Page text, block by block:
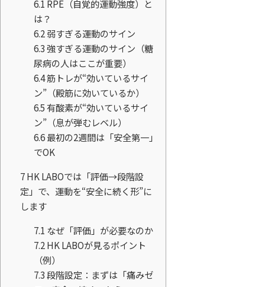
6.1 RPE（自覚的運動強度）と
は？
6.2弱すぎる運動のサイン
6.3強すぎる運動のサイン（糖
尿病の人はここが重要）
6.4筋トレが“効いているサイ
ン”（殿筋に効いているか）
6.5有酸素が“効いているサイ
ン”（息が弾むレベル）
6.6最初の2週間は「安全第一」
でOK
7HK LABOでは「評価→段階設
定」で、運動を“安全に続く形”に
します
7.1 なぜ「評価」が必要なのか
7.2HK LABOが見るポイント
（例）
7.3段階設定：まずは「痛みゼ